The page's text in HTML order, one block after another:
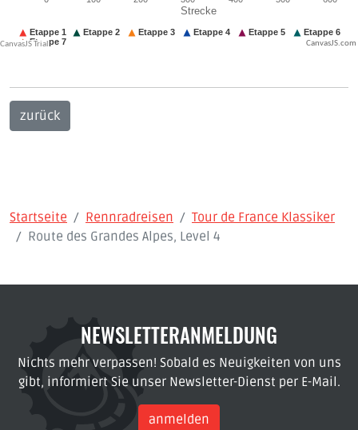
CanvasJS.com
zurück
Startseite Rennradreisen
Tour de France Klassiker
Route des Grandes Alpes, Level 4
NEWSLETTERANMELDUNG
Nichts mehr verpassen! Sobald es Neuigkeiten von uns
gibt, informiert Sie unser Newsletter-Dienst per E-Mail.
anmelden